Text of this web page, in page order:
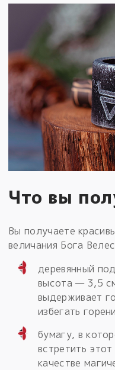
Что вы
Вы получаете
величания Бога
деревянный
высота — 3,5
выдерживает
избегать
бумагу, в
встретить
качестве